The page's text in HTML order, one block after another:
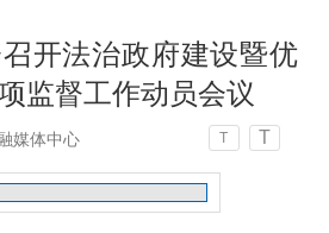
开法治政府建设暨优
监督工作动员会议
媒体中心 T T